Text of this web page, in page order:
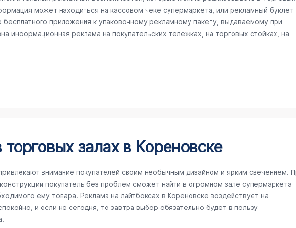
может находиться на кассовом чеке супермаркета, или рекламный буклет
бесплатного приложения к упаковочному рекламному пакету, выдаваемому при
информационная реклама на покупательских тележках, на торговых стойках, на
залах в Кореновске
внимание покупателей своим необычным дизайном и ярким свечением.
покупатель без проблем сможет найти в огромном зале супермаркета
ему товара. Реклама на лайтбоксах в Кореновске воздействует на
и если не сегодня, то завтра выбор обязательно будет в пользу